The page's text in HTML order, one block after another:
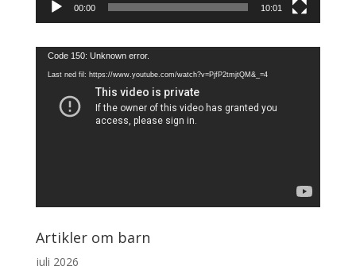
00:00 10:01
Videoavspiller
Code 150: Unknown error.
Last ned fil: https://www.youtube.com/watch?v=PjfP2tmjtQM&_=4
Artikler om barn
juli 2026